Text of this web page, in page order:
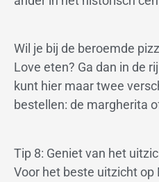
Wil je bij de beroemde
Love eten? Ga dan in de
kunt hier maar twee
bestellen: de margherita
Tip 8: Geniet van het
Voor het beste uitzicht op